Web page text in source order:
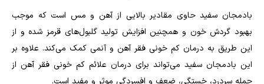
بادمجان سفید حاوی مقادیر بالایی از آهن و مس است که موجب
بهبود گردش خون و همچنین افزایش تولید گلبول‌های قرمز شده و از
این طریق به درمان کم خونی فقر آهن و آنمی کمک می‌کند. علاوه بر
این بادمجان سفید می‌تواند برای درمان علائم کم خونی فقر آهن از
جمله سردرد، خستگی، ضعف و افسردگی موثر و مفید است.